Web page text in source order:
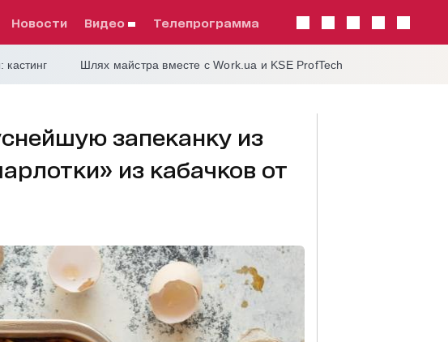
Новости видео телепрограмма
кастинг Шлях майстра вместе с Work.ua и KSE ProfTech
запеканку из
из кабачков от